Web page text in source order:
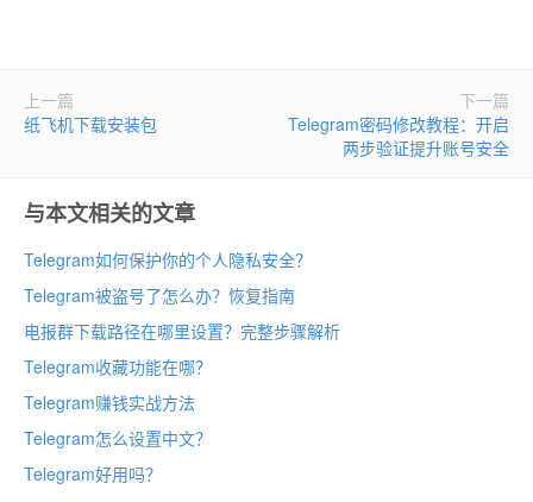
上一篇
纸飞机下载安装包
下一篇
Telegram密码修改教程：开启
两步验证提升账号安全
与本文相关的文章
Telegram如何保护你的个人隐私安全？
Telegram被盗号了怎么办？恢复指南
电报群下载路径在哪里设置？完整步骤解析
Telegram收藏功能在哪？
Telegram赚钱实战方法
Telegram怎么设置中文？
Telegram好用吗？